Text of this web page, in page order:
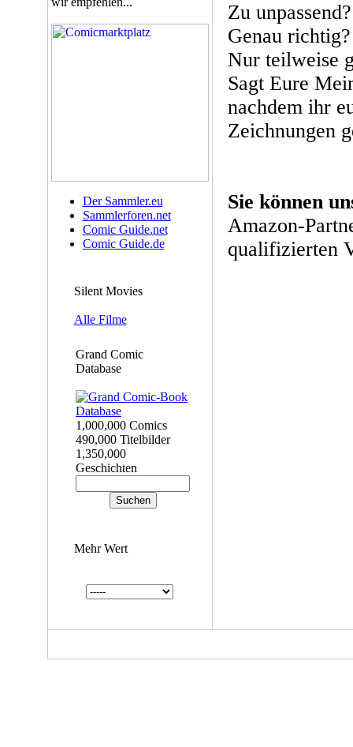
Der Sammler.eu
Sammlerforen.net
Comic Guide.net
Comic Guide.de
Silent Movies
Alle Filme
Grand Comic
Database
1,000,000 Comics
490,000 Titelbilder
1,350,000
Geschichten
Mehr Wert
Zu unpassend?
Genau richtig?
Nur teilweise
Sagt Eure
nachdem ihr
Zeichnungen
Sie können
Amazon-
qualifizierten